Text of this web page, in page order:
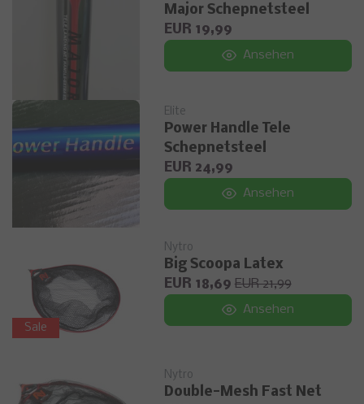
Major Schepnetsteel
EUR 19,99
Ansehen
Elite
Power Handle Tele
Schepnetsteel
EUR 24,99
Ansehen
Sale
Nytro
Big Scoopa Latex
EUR 18,69 EUR 21,99
Ansehen
Nytro
Double-Mesh Fast Net